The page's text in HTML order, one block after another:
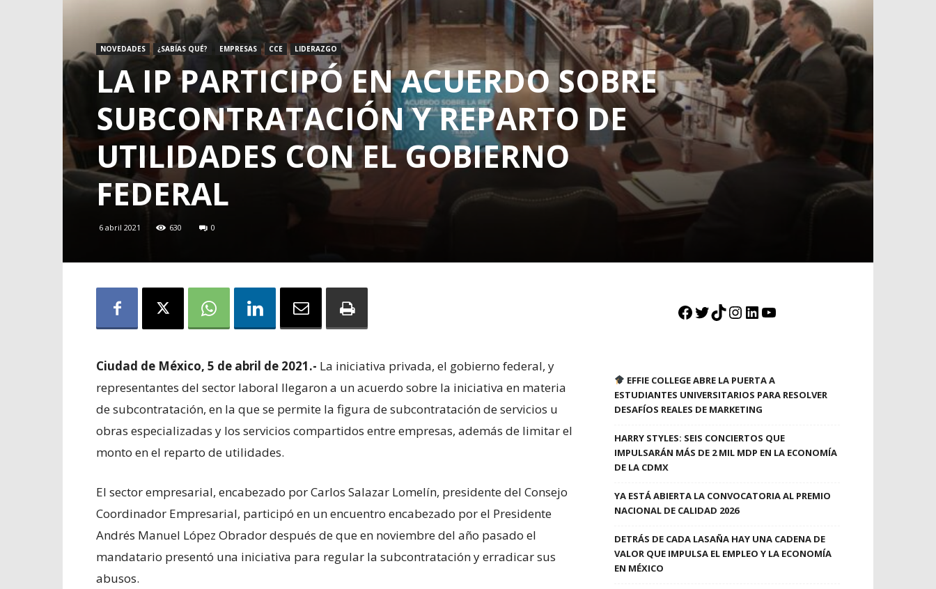
NOVEDADES ¿SABÍAS QUÉ? EMPRESAS CCE LIDERAZGO
LA IP PARTICIPÓ EN ACUERDO SOBRE
SUBCONTRATACIÓN Y REPARTO DE
UTILIDADES CON EL GOBIERNO
FEDERAL
6 abril 2021 630 0
Ciudad de México, 5 de abril de 2021.- La iniciativa privada, el gobierno federal, y
representantes del sector laboral llegaron a un acuerdo sobre la iniciativa en materia
de subcontratación, en la que se permite la figura de subcontratación de servicios u
obras especializadas y los servicios compartidos entre empresas, además de limitar el
monto en el reparto de utilidades.
El sector empresarial, encabezado por Carlos Salazar Lomelín, presidente del Consejo
Coordinador Empresarial, participó en un encuentro encabezado por el Presidente
Andrés Manuel López Obrador después de que en noviembre del año pasado el
mandatario presentó una iniciativa para regular la subcontratación y erradicar sus
abusos.
Facebook
Twitter
TikTok
Instagram
LinkedIn
YouTube
EFFIE COLLEGE ABRE LA PUERTA A
ESTUDIANTES UNIVERSITARIOS PARA RESOLVER
DESAFÍOS REALES DE MARKETING
HARRY STYLES: SEIS CONCIERTOS QUE
IMPULSARÁN MÁS DE 2 MIL MDP EN LA ECONOMÍA
DE LA CDMX
YA ESTÁ ABIERTA LA CONVOCATORIA AL PREMIO
NACIONAL DE CALIDAD 2026
DETRÁS DE CADA LASAÑA HAY UNA CADENA DE
VALOR QUE IMPULSA EL EMPLEO Y LA ECONOMÍA
EN MÉXICO